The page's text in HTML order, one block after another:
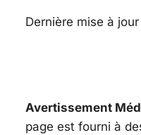
Dernière mise à
Avertissement
page est fourni à